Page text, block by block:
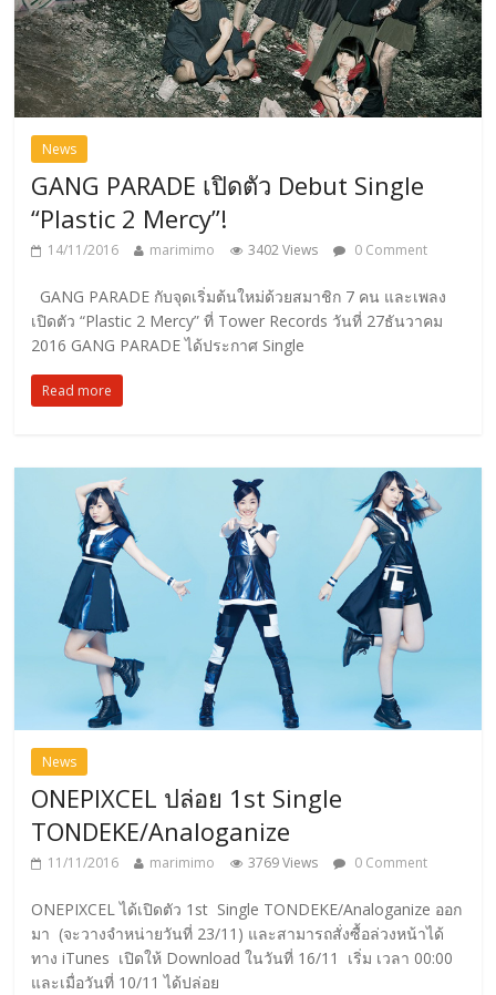
News
GANG PARADE เปิดตัว Debut Single
“Plastic 2 Mercy”!
14/11/2016 marimimo 3402 Views 0 Comment
GANG PARADE กับจุดเริ่มต้นใหม่ด้วยสมาชิก 7 คน และเพลง
เปิดตัว “Plastic 2 Mercy” ที่ Tower Records วันที่ 27ธันวาคม
2016 GANG PARADE ได้ประกาศ Single
Read more
News
ONEPIXCEL ปล่อย 1st Single
TONDEKE/Analoganize
11/11/2016 marimimo 3769 Views 0 Comment
ONEPIXCEL ได้เปิดตัว 1st Single TONDEKE/Analoganize ออก
มา (จะวางจำหน่ายวันที่ 23/11) และสามารถสั่งซื้อล่วงหน้าได้
ทาง iTunes เปิดให้ Download ในวันที่ 16/11 เริ่ม เวลา 00:00
และเมื่อวันที่ 10/11 ได้ปล่อย